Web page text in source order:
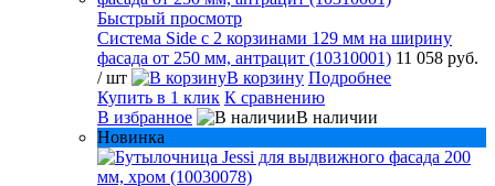
Быстрый просмотр
Система Side c 2 корзинами 129 мм на ширину
фасада от 250 мм, антрацит (10310001) 11 058 руб.
/ шт
В корзину Подробнее
Купить в 1 клик К сравнению
В избранное
В наличии
Новинка